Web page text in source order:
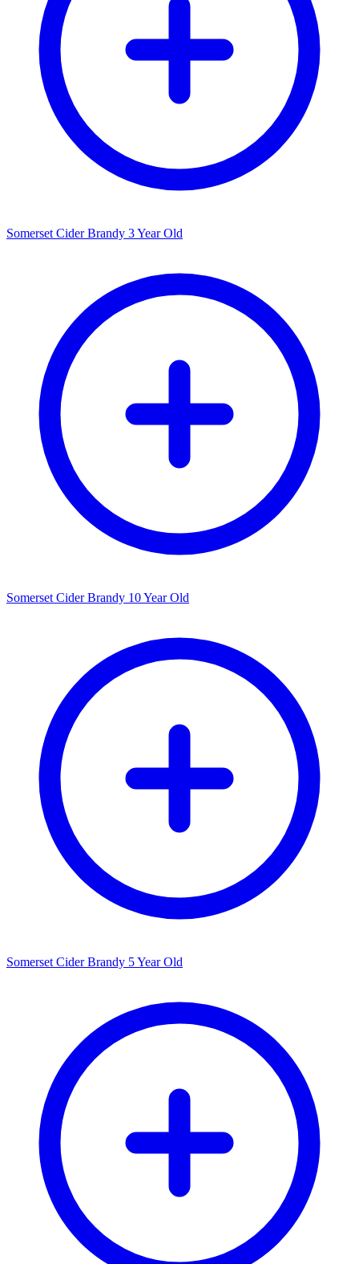
Somerset Cider Brandy 3 Year Old
Somerset Cider Brandy 10 Year Old
Somerset Cider Brandy 5 Year Old